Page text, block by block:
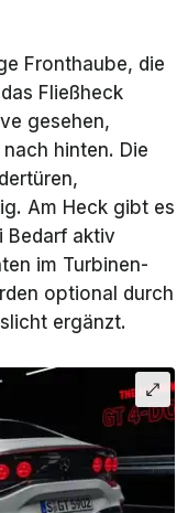
Fronthaube, die
Fließheck
gesehen,
hinten. Die
Am Heck gibt es
Bedarf aktiv
im Turbinen-
optional durch
ergänzt.